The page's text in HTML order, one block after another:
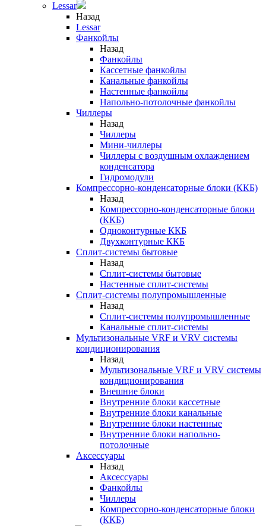
Lessar
Назад
Lessar
Фанкойлы
Назад
Фанкойлы
Кассетные фанкойлы
Канальные фанкойлы
Настенные фанкойлы
Напольно-потолочные фанкойлы
Чиллеры
Назад
Чиллеры
Мини-чиллеры
Чиллеры с воздушным охлаждением
конденсатора
Гидромодули
Компрессорно-конденсаторные блоки (ККБ)
Назад
Компрессорно-конденсаторные блоки
(ККБ)
Одноконтурные ККБ
Двухконтурные ККБ
Сплит-системы бытовые
Назад
Сплит-системы бытовые
Настенные сплит-системы
Сплит-системы полупромышленные
Назад
Сплит-системы полупромышленные
Канальные сплит-системы
Мультизональные VRF и VRV системы
кондиционирования
Назад
Мультизональные VRF и VRV системы
кондиционирования
Внешние блоки
Внутренние блоки кассетные
Внутренние блоки канальные
Внутренние блоки настенные
Внутренние блоки напольно-
потолочные
Аксессуары
Назад
Аксессуары
Фанкойлы
Чиллеры
Компрессорно-конденсаторные блоки
(ККБ)